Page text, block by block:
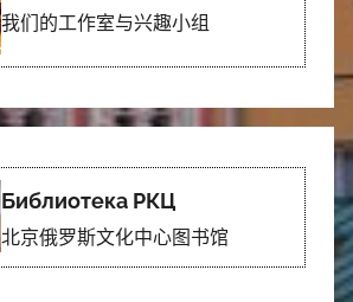
我们的工作室与兴趣小组
Библиотека РКЦ
北京俄罗斯文化中心图书馆